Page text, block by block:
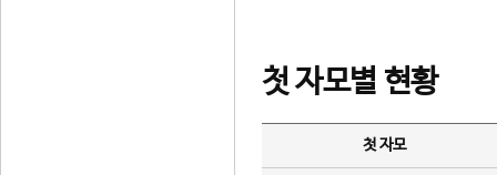
첫 자모별 현황
첫 자모